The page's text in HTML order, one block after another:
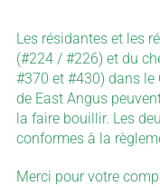
Les résidantes et les
(#224 / #226) et du
#370 et #430) dans le
de East Angus
la faire bouillir. Les
conformes à la
Merci pour votre